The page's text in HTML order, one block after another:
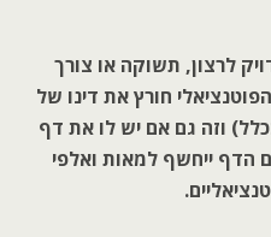
לרצון, תשוקה או צורך
חורץ את דינו של
וזה גם אם יש לו את דף
הדף ייחשף למאות ואלפי